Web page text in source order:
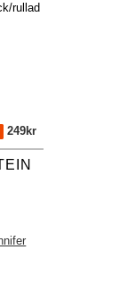
rullad
249kr